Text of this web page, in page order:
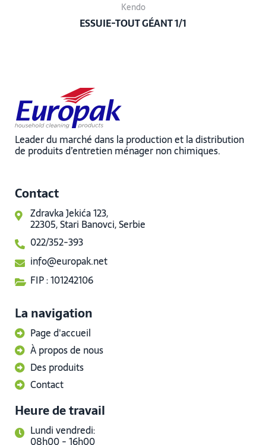
Kendo
ESSUIE-TOUT GÉANT 1/1
Leader du marché dans la production et la distribution
de produits d’entretien ménager non chimiques.
Contact
Zdravka Jekića 123,
22305, Stari Banovci, Serbie
022/352-393
info@europak.net
FIP : 101242106
La navigation
Page d'accueil
À propos de nous
Des produits
Contact
Heure de travail
Lundi vendredi:
08h00 - 16h00